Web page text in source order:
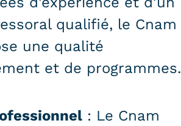
qualifié, le Cnam
une qualité
et de programmes.
: Le Cnam